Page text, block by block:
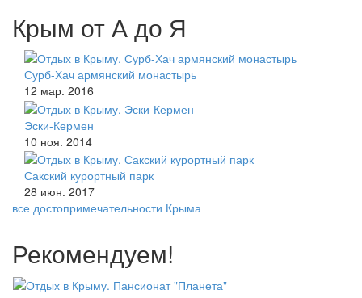
Крым от А до Я
Сурб-Хач армянский монастырь
12 мар. 2016
Эски-Кермен
10 ноя. 2014
Сакский курортный парк
28 июн. 2017
все достопримечательности Крыма
Рекомендуем!